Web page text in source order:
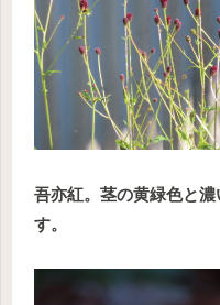
吾亦紅。茎の黄緑色と
す。